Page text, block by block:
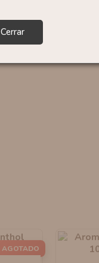
Cerrar
AGOTADO